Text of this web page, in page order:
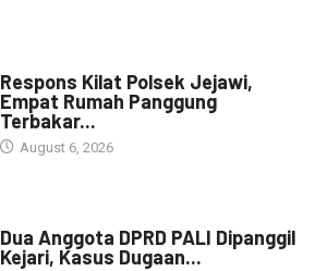
Respons Kilat Polsek Jejawi,
Empat Rumah Panggung
Terbakar...
August 6, 2026
Dua Anggota DPRD PALI Dipanggil
Kejari, Kasus Dugaan...